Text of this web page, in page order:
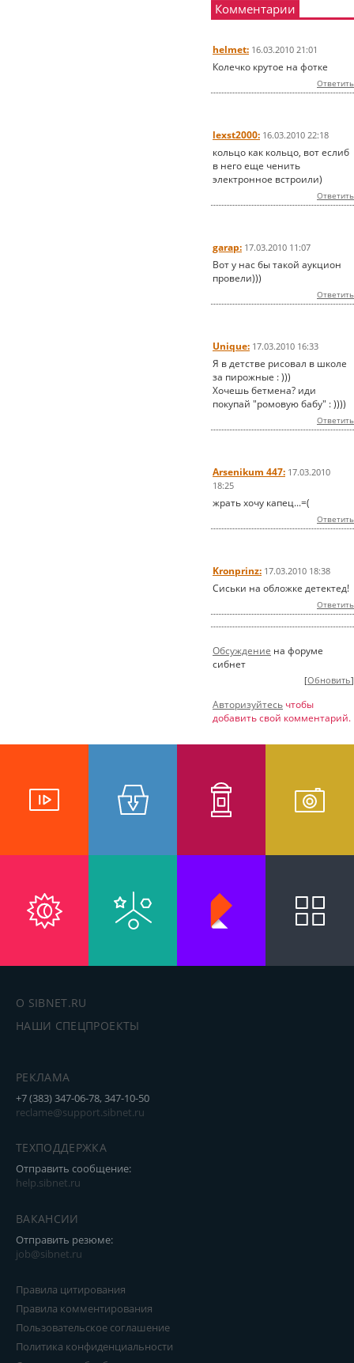
Комментарии
helmet: 16.03.2010 21:01
Колечко крутое на фотке
Ответить
lexst2000: 16.03.2010 22:18
кольцо как кольцо, вот еслиб
в него еще ченить
электронное встроили)
Ответить
garap: 17.03.2010 11:07
Вот у нас бы такой аукцион
провели)))
Ответить
Unique: 17.03.2010 16:33
Я в детстве рисовал в школе
за пирожные : )))
Хочешь бетмена? иди
покупай "ромовую бабу" : ))))
Ответить
Arsenikum 447: 17.03.2010
18:25
жрать хочу капец...=(
Ответить
Kronprinz: 17.03.2010 18:38
Сиськи на обложке детектед!
Ответить
Обсуждение на форуме
сибнет
[Обновить]
Авторизуйтесь чтобы
добавить свой комментарий.
О SIBNET.RU
НАШИ СПЕЦПРОЕКТЫ
РЕКЛАМА
+7 (383) 347-06-78, 347-10-50
reclame@support.sibnet.ru
ТЕХПОДДЕРЖКА
Отправить сообщение:
help.sibnet.ru
ВАКАНСИИ
Отправить резюме:
job@sibnet.ru
Правила цитирования
Правила комментирования
Пользовательское соглашение
Политика конфиденциальности